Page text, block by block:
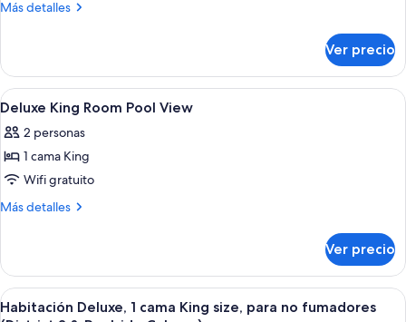
alberca
size,
para
no
fumadores,
vista
a
la
alberca
Más detalles
Más
Deluxe,
camas
size,
para
fumadores,
vista
Ver precio
Abrir
todas
las
fotos
de
Deluxe
Pool
View
Edredón, camas con pillow-top y
4
Deluxe King Room Pool View
2 personas
1 cama King
Wifi gratuito
Más detalles
Más
King
Room
Pool
Ver precio
Abrir
Una habitación de hotel moderna
9
Habitación Deluxe, 1 cama King size, para no fumadores